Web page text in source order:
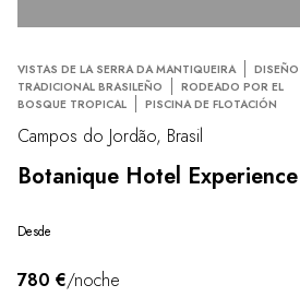
VISTAS DE LA SERRA DA MANTIQUEIRA
DISEÑO
TRADICIONAL BRASILEÑO
RODEADO POR EL
BOSQUE TROPICAL
PISCINA DE FLOTACIÓN
Campos do Jordão, Brasil
Botanique Hotel Experience
Desde
780 €/noche